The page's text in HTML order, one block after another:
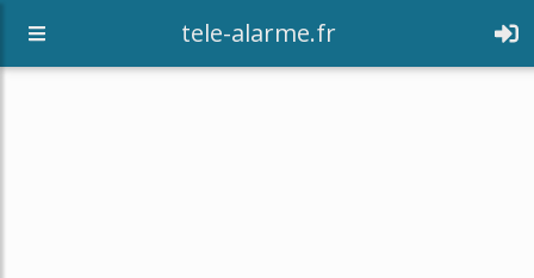
tele-alarme.fr